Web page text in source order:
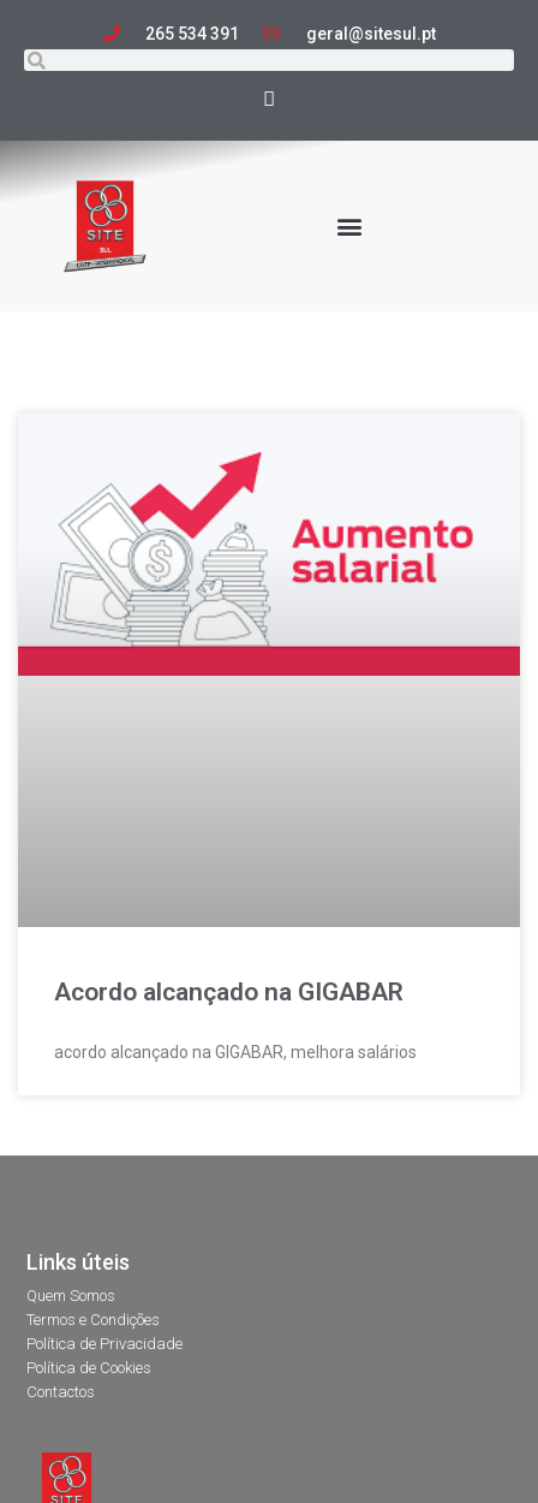
265 534 391 geral@sitesul.pt
Acordo alcançado na GIGABAR
acordo alcançado na GIGABAR, melhora salários
Links úteis
Quem Somos
Termos e Condições
Política de Privacidade
Política de Cookies
Contactos